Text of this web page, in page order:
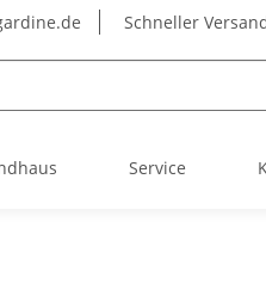
Schneller
Service